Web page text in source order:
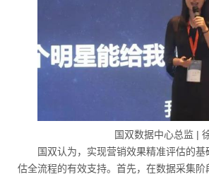
国双数据中心总监 |
国双认为，实现营销效果精准评估的
估全流程的有效支持。首先，在数据采集